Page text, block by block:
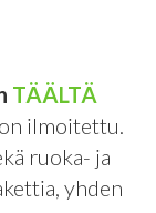
TÄÄLTÄ
ilmoitettu.
ruoka- ja
yhden